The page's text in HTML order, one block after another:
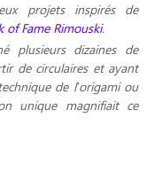
projets inspirés de
of Fame Rimouski.
plusieurs dizaines de
de circulaires et ayant
de l’origami ou
unique magnifiait ce